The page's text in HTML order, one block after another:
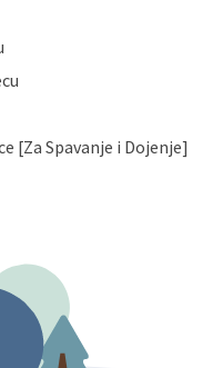
[Za Spavanje i Dojenje]